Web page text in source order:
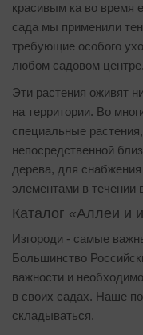
красивым ка во время
сада мы применили
требующие особого
любом садовом центре.
Эти растения оживят
на территории. Во
специальные
непосредственной
дерева, для
элементами в течении
Каталог «Аллеи и
Изгороди - самые
Большинство
важности и
в своих садах. Наше
складываться.